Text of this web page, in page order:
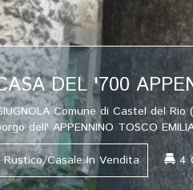
CAPANNONE
CESENA Z.I. PIEVESESTINA.
con ufficio-spogliatoi e due bagni di
Capannone In Vendita 2